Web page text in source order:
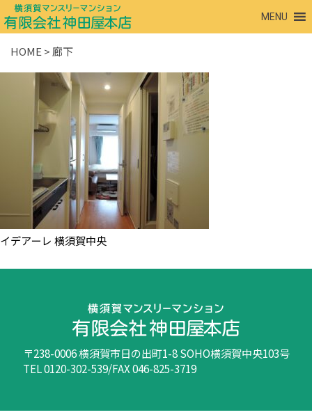
MENU
HOME > 廊下
イデアーレ 横須賀中央
〒238-0006 横須賀市日の出町1-8 SOHO横須賀中央103号
TEL 0120-302-539/FAX 046-825-3719